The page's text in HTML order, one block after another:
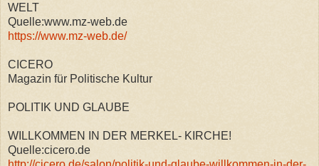
WELT
Quelle:www.mz-web.de
https://www.mz-web.de/
CICERO
Magazin für Politische Kultur
POLITIK UND GLAUBE
WILLKOMMEN IN DER MERKEL- KIRCHE!
Quelle:cicero.de